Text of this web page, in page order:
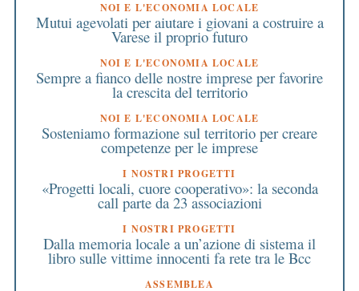
NOI E L'ECONOMIA LOCALE
Mutui agevolati per aiutare i giovani a costruire a
Varese il proprio futuro
NOI E L'ECONOMIA LOCALE
Sempre a fianco delle nostre imprese per favorire
la crescita del territorio
NOI E L'ECONOMIA LOCALE
Sosteniamo formazione sul territorio per creare
competenze per le imprese
I NOSTRI PROGETTI
«Progetti locali, cuore cooperativo»: la seconda
call parte da 23 associazioni
I NOSTRI PROGETTI
Dalla memoria locale a un’azione di sistema il
libro sulle vittime innocenti fa rete tra le Bcc
ASSEMBLEA